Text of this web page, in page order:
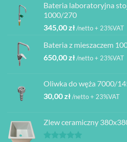
Bateria laboratoryjna
1000/270
345,00zł/netto + 23%VAT
Bateria z mieszaczem
650,00zł/netto + 23%VAT
Oliwka do węża 7000/
30,00zł/netto + 23%VAT
Zlew ceramiczny